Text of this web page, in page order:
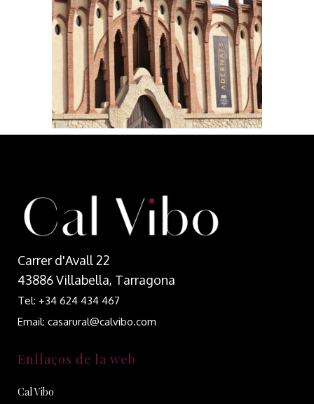
Carrer d'Avall 22
43886 Villabella, Tarragona
Tel: +34 624 434 467
Email: casarural@calvibo.com
Enllaços de la web
Cal Vibo